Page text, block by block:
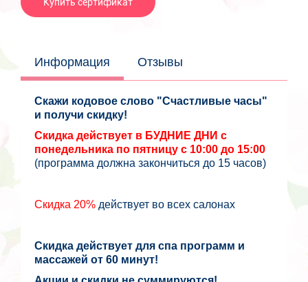
Информация Отзывы
Скажи кодовое слово "Счастливые часы"
и получи скидку!
Скидка действует в БУДНИЕ ДНИ с
понедельника по пятницу с 10:00 до 15:00
(программа должна закончиться до 15 часов)
Скидка 20% действует во всех салонах
Скидка действует для спа программ и
массажей от 60 минут!